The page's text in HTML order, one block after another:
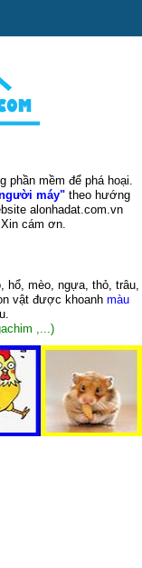
phần mềm để phá hoại.
máy"theo hướng
alonhadat.com.vn
cám ơn.
hổ, mèo, ngựa, thỏ, trâu,
vật được khoanh màu
,...)